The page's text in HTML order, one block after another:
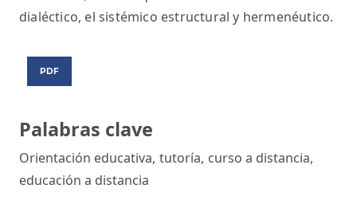
Palabras clave
Orientación educativa, tutoría, curso a distancia,
educación a distancia
dialéctico, el sistémico estructural y hermenéutico.
PDF